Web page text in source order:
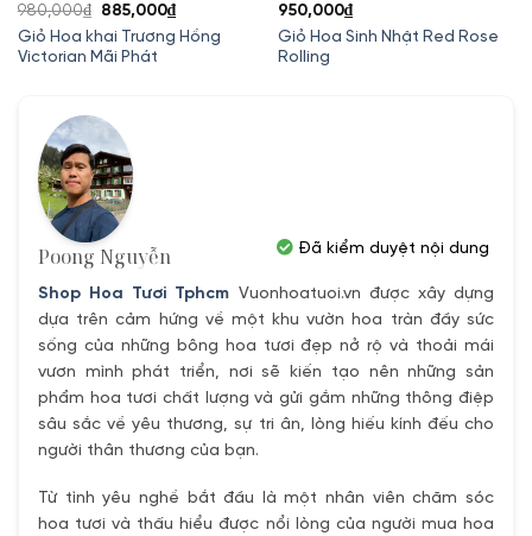
Giỏ Hoa khai Trương Hồng
Victorian Mãi Phát
980,000₫
Giá
gốc
là:
885,000₫Giá
hiện
Giỏ Hoa Sinh Nhật Red Rose
Rolling
950,000₫
Poong Nguyễn
Shop Hoa Tươi Tphcm Vuonhoatuoi.vn được xây dựng
dựa trên cảm hứng về một khu vườn hoa tràn đầy sức
sống của những bông hoa tươi đẹp nở rộ và thoải mái
vươn mình phát triển, nơi sẽ kiến tạo nên những sản
phẩm hoa tươi chất lượng và gửi gắm những thông điệp
sâu sắc về yêu thương, sự tri ân, lòng hiếu kính đếu cho
người thân thương của bạn.
Từ tình yêu nghề bắt đầu là một nhân viên chăm sóc
hoa tươi và thấu hiểu được nổi lòng của người mua hoa
Đã kiểm duyệt nội dung